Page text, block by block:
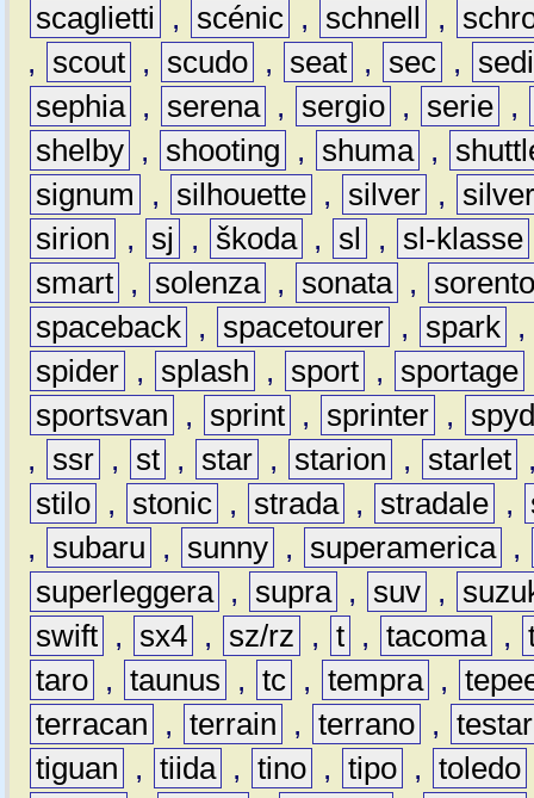
scaglietti
, scénic , schnell ,
,
scout , scudo , seat , sec ,
sephia , serena , sergio , serie ,
shelby , shooting , shuma ,
signum
, silhouette , silver ,
sirion
, sj , škoda , sl , sl-klasse
smart , solenza , sonata ,
spaceback , spacetourer , spark ,
spider , splash , sport , sportage
sportsvan
, sprint , sprinter ,
,
ssr , st , star , starion , starlet
stilo , stonic , strada , stradale ,
,
subaru , sunny , superamerica ,
superleggera , supra , suv ,
swift , sx4 , sz/rz , t , tacoma ,
taro , taunus , tc , tempra ,
terracan
, terrain , terrano ,
tiguan
, tiida , tino , tipo , toledo